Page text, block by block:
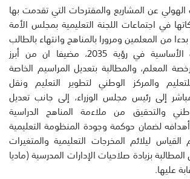
عن المشاريع والمقترحات التي تقدمت بها
في اجتماعات اللجنة التعليمية بمجلس الأمة
من المعلمين ومرورا بالمناهج وانتهاء بالطالب
والذي يعتبر الركيزة الأساسية في رؤية 2035، مضيفا ان من أبرز
المعلم، والمطالبة بتعديل المراسيم الخاصة
والمركز الوطني لتطوير التعليم ونقل
إلى رئيس مجلس الوزراء، إلى جانب تعديل
والتحقيق من ملاءمة المناهج الدراسية
لضمان حوكمة وجودة المنظومة التعليمية
ليلائم المخرجات التعليمية والمتغيرات
المطالبة بزيادة صلاحيات الإدارات المدرسية (ماديا
عليها.